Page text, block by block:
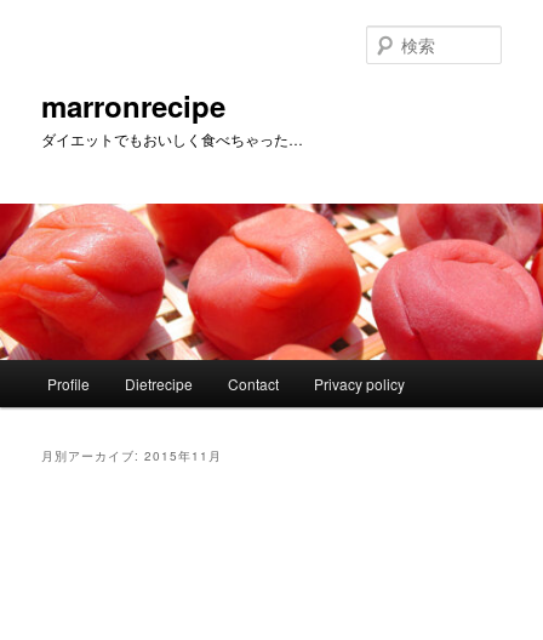
へ
移
動
移
動
marronrecipe
ダイエットでもおいしく食べちゃった…
索
Profile Dietrecipe Contact Privacy policy
月別アーカイブ:2015年11月